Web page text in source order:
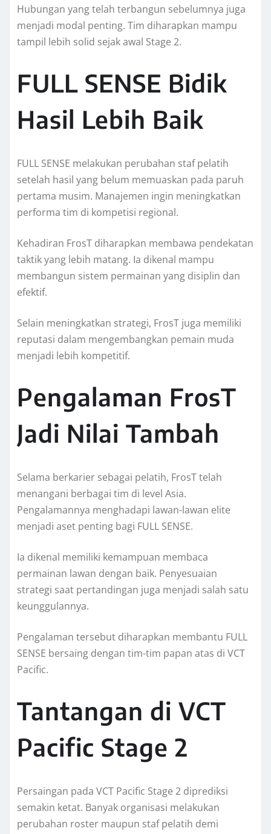
Hubungan yang telah terbangun sebelumnya juga
menjadi modal penting. Tim diharapkan mampu
tampil lebih solid sejak awal Stage 2.
FULL SENSE Bidik
Hasil Lebih Baik
FULL SENSE melakukan perubahan staf pelatih
setelah hasil yang belum memuaskan pada paruh
pertama musim. Manajemen ingin meningkatkan
performa tim di kompetisi regional.
Kehadiran FrosT diharapkan membawa pendekatan
taktik yang lebih matang. Ia dikenal mampu
membangun sistem permainan yang disiplin dan
efektif.
Selain meningkatkan strategi, FrosT juga memiliki
reputasi dalam mengembangkan pemain muda
menjadi lebih kompetitif.
Pengalaman FrosT
Jadi Nilai Tambah
Selama berkarier sebagai pelatih, FrosT telah
menangani berbagai tim di level Asia.
Pengalamannya menghadapi lawan-lawan elite
menjadi aset penting bagi FULL SENSE.
Ia dikenal memiliki kemampuan membaca
permainan lawan dengan baik. Penyesuaian
strategi saat pertandingan juga menjadi salah satu
keunggulannya.
Pengalaman tersebut diharapkan membantu FULL
SENSE bersaing dengan tim-tim papan atas di VCT
Pacific.
Tantangan di VCT
Pacific Stage 2
Persaingan pada VCT Pacific Stage 2 diprediksi
semakin ketat. Banyak organisasi melakukan
perubahan roster maupun staf pelatih demi